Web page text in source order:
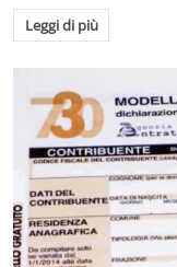
Leggi di più